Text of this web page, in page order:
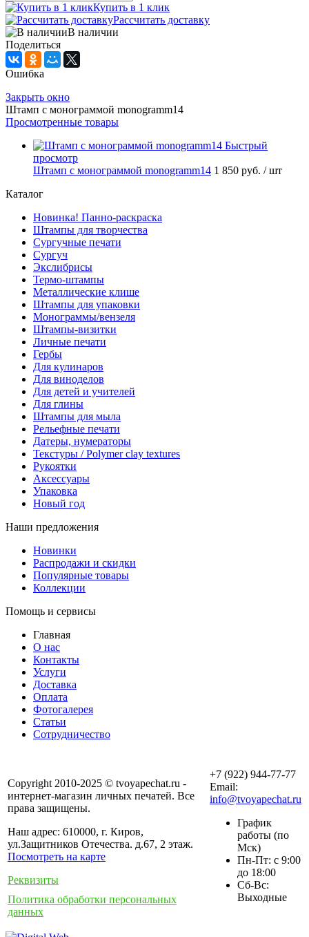
Купить в 1 клик
Рассчитать доставку
В наличии
Поделиться
Ошибка
Закрыть окно
Штамп с монограммой monogramm14
Просмотренные товары
Быстрый
просмотр
Штамп с монограммой monogramm14 1 850 руб. / шт
Каталог
Новинка! Панно-раскраска
Штампы для творчества
Сургучные печати
Сургуч
Экслибрисы
Термо-штампы
Металлические клише
Штампы для упаковки
Монограммы/вензеля
Штампы-визитки
Личные печати
Гербы
Для кулинаров
Для виноделов
Для детей и учителей
Для глины
Штампы для мыла
Рельефные печати
Датеры, нумераторы
Текстуры / Polymer clay textures
Рукоятки
Аксессуары
Упаковка
Новый год
Наши предложения
Новинки
Распродажи и скидки
Популярные товары
Коллекции
Помощь и сервисы
Главная
О нас
Контакты
Услуги
Доставка
Оплата
Фотогалерея
Статьи
Сотрудничество
Copyright 2010-2025 © tvoyapechat.ru -
интернет-магазин личных печатей. Все
права защищены.
Наш адрес: 610000, г. Киров,
ул.Защитников Отечества. д.67, 2 этаж.
Посмотреть на карте
Реквизиты
Политика обработки персональных
данных
+7 (922) 944-77-77
Email:
info@tvoyapechat.ru
График
работы (по
Мск)
Пн-Пт: с 9:00
до 18:00
Сб-Вс:
Выходные